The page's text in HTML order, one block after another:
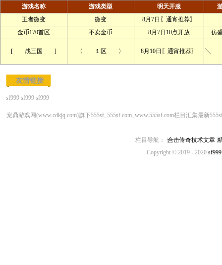
游戏名称
游戏类型 明天开服
王者微变
微变
8月7日〖通宵推荐〗
金币170首区
不卖金币 8月7日10点开放 仿
[ 战三国 ] 〈 １区 〉 8月10日〖通宵推荐〗 ╲
友情链接
sf999 sf999 sf999
宠鼎游戏网(www.cdkjq.com)旗下555sf_555sf.com_www.555sf.com栏目汇集最新
栏目导航： | 合击传奇技术文章|
Copyright © 2019 - 2020 sf999